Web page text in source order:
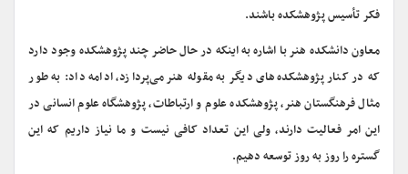
فکر تأسیس پژوهشکده باشند.
معاون دانشکده هنر با اشاره به اینکه در حال حاضر چند پژوهشکده وجود دارد
که در کنار پژوهشکده‌های دیگر به مقوله هنر می‌پردازد، ادامه داد: به طور
مثال فرهنگستان هنر، پژوهشکده علوم و ارتباطات، پژوهشگاه علوم انسانی در
این امر فعالیت دارند، ولی این تعداد کافی نیست و ما نیاز داریم که این
گستره را روز به روز توسعه دهیم.